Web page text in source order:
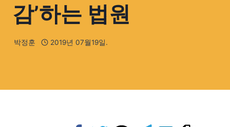
감’하는 법원
박정훈 2019년 07월19일.